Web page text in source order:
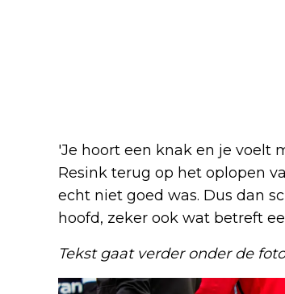
'Je hoort een knak en je voelt
Resink terug op het oplopen
echt niet goed was. Dus dan
hoofd, zeker ook wat betreft
Tekst gaat verder onder de